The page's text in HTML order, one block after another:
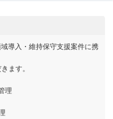
導入・維持保守支援案件に携
ます。
理